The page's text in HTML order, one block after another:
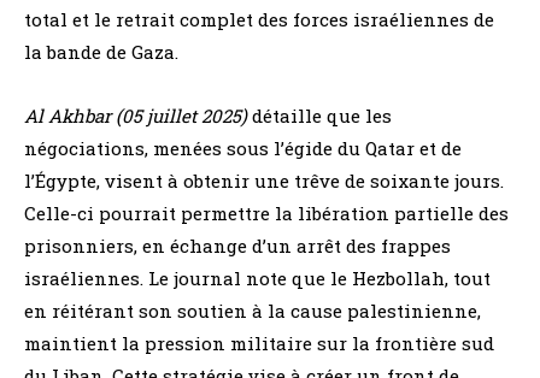
total et le retrait complet des forces israéliennes de
la bande de Gaza.
Al Akhbar (05 juillet 2025)détaille que les
négociations, menées sous l’égide du Qatar et de
l’Égypte, visent à obtenir une trêve de soixante jours.
Celle-ci pourrait permettre la libération partielle des
prisonniers, en échange d’un arrêt des frappes
israéliennes. Le journal note que le Hezbollah, tout
en réitérant son soutien à la cause palestinienne,
maintient la pression militaire sur la frontière sud